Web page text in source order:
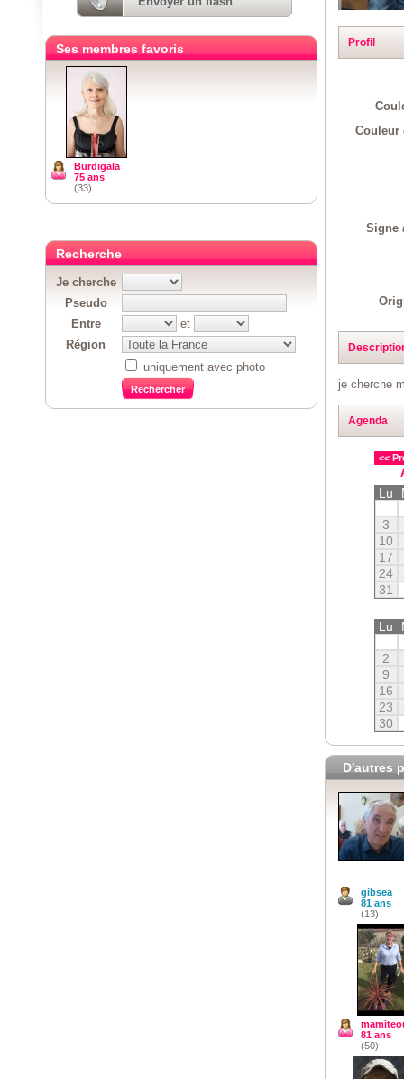
Profil
Couleur
Signe
je cherche
Agenda
<<
Lu
3
10
17
24
31
Lu
2
9
16
23
30
D'autres
gibsea
81 ans
(13)
81 ans
(50)
Ses membres favoris
Burdigala
75 ans
(33)
Recherche
Je cherche
Pseudo
Entre
et
Région
uniquement avec photo